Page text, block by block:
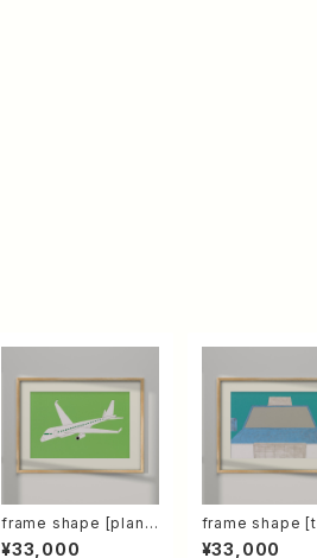
frame shape [plan
e]【原画】
¥33,000
frame shape
【原画】
¥33,000